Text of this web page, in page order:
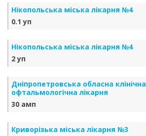
Нікопольська міська лікарня №4
0.1 уп
Нікопольська міська лікарня №4
2 уп
Дніпропетровська обласна клінічна
офтальмологічна лікарня
30 амп
Криворізька міська лікарня №3